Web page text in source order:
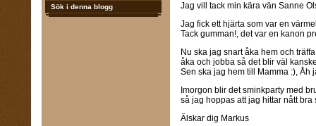
Sök i denna blogg
Jag vill tack min kära vän Sanne
Jag fick ett hjärta som var en
Tack gumman!, det var en kanon
Nu ska jag snart åka hem och
åka och jobba så det blir väl
Sen ska jag hem till Mamma :), Åh
Imorgon blir det sminkparty med
så jag hoppas att jag hittar nått bra
Älskar dig Markus